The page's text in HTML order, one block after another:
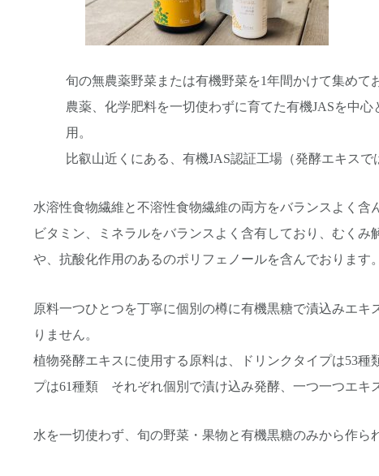
旬の無農薬野菜または有機野菜を1年間かけて集めて
農薬、化学肥料を一切使わずに育てた有機JASを中
用。
比叡山近くにある、有機JAS認証工場（発酵エキスで
水溶性食物繊維と不溶性食物繊維の両方をバランスよく含
ビタミン、ミネラルをバランスよく含有しており、むく
や、抗酸化作用のあるのポリフェノールを含んでおります。
原料一つひとつを丁寧に個別の樽に有機黒糖で漬込みエキ
りません。
植物発酵エキスに使用する原料は、ドリンクタイプは53種
プは61種類 それぞれ個別で漬け込み発酵、一つ一つエキ
水を一切使わず、旬の野菜・果物と有機黒糖のみから作ら